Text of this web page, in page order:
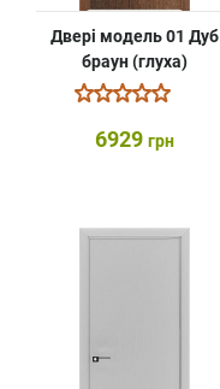
Двері модель 01 Дуб
браун (глуха)
6929 грн